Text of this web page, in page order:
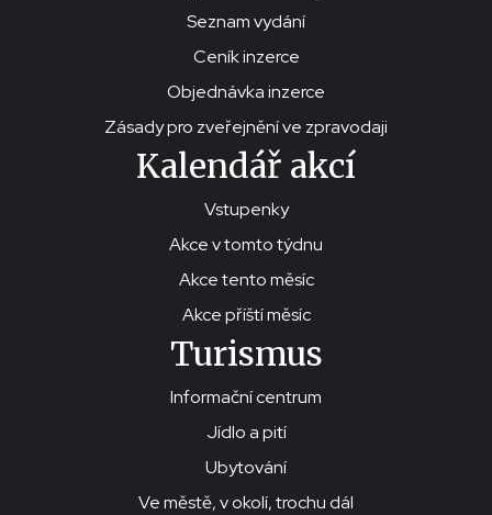
Seznam vydání
Ceník inzerce
Objednávka inzerce
Zásady pro zveřejnění ve zpravodaji
Kalendář akcí
Vstupenky
Akce v tomto týdnu
Akce tento měsíc
Akce příští měsíc
Turismus
Informační centrum
Jídlo a pití
Ubytování
Ve městě, v okolí, trochu dál